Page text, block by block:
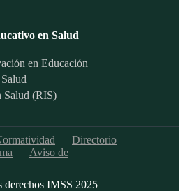
en Salud
en Educación
Salud (RIS)
Directorio
Aviso de
derechos IMSS 2025